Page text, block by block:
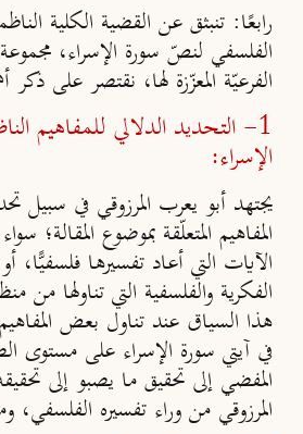
رابعًا: تنبثق عن القضية الكلية
الفلسفي لنصّ سورة الإسراء،
الفرعيّة المعزّزة لها، نقتصر على ذكر
1- التحديد الدلالي للمفاهيم
الإسراء:
يجتهد أبو يعرب المرزوقي في سبيل
المفاهيم المتعلّقة بموضوع المقالة؛
الآيات التي أعاد تفسيرها فلسفيًّا،
الفكرية والفلسفية التي تناولها من
هذا السياق عند تناول بعض المفاهيم
في آيتي سورة الإسراء على مستوى
المفضي إلى تحقيق ما يصبو إلى
المرزوقي من وراء تفسيره الفلسفي،